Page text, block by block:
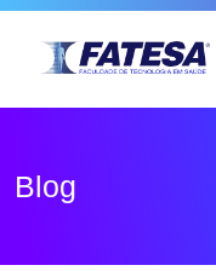
Blog